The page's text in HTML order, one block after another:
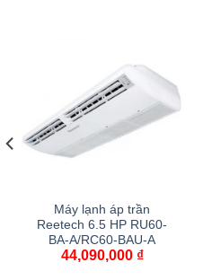
Máy lạnh áp trần
Reetech 6.5 HP RU60-
BA-A/RC60-BAU-A
44,090,000 ₫